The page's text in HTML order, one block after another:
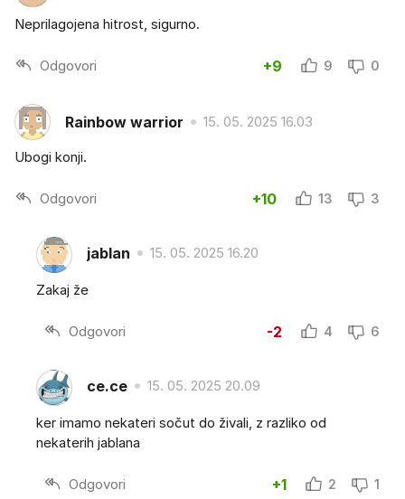
Neprilagojena hitrost, sigurno.
Odgovori +9 9 0
Rainbow warrior 15. 05. 2025 16.03
Ubogi konji.
Odgovori +10 13 3
jablan 15. 05. 2025 16.20
Zakaj že
Odgovori -2 4 6
ce.ce 15. 05. 2025 20.09
ker imamo nekateri sočut do živali, z razliko od
nekaterih jablana
Odgovori +1 2 1